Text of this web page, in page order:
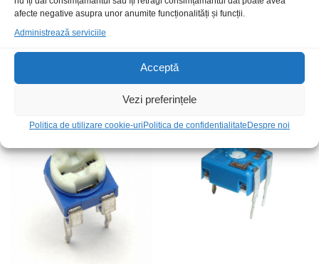
afecte negative asupra unor anumite funcționalități și funcții.
Administrează serviciile
Acceptă
Vezi preferințele
Politica de utilizare cookie-uriPolitica de confidentialitateDespre noi
Semireglabil 50K oriz 0.25W
14x14x6mm
4,00
Stoc epuizat